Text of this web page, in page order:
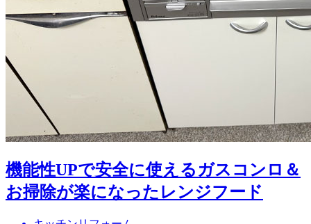
機能性UPで安全に使えるガスコンロ＆
お掃除が楽になったレンジフード